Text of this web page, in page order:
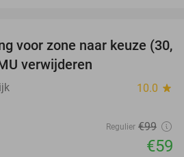
40%
voor zone naar keuze (30,
verwijderen
10.0 star
Regulier €99
€59